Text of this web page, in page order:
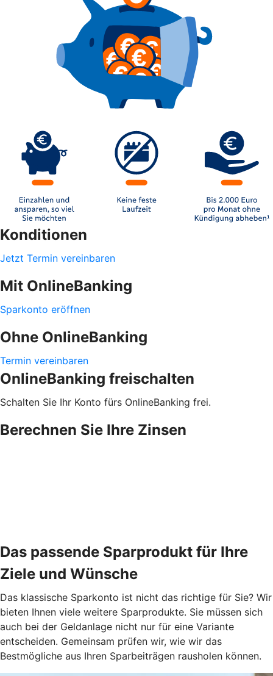
Konditionen
Jetzt Termin vereinbaren
Mit OnlineBanking
Sparkonto eröffnen
Ohne OnlineBanking
Termin vereinbaren
OnlineBanking freischalten
Schalten Sie Ihr Konto fürs OnlineBanking frei.
Berechnen Sie Ihre Zinsen
Das passende Sparprodukt für Ihre
Ziele und Wünsche
Das klassische Sparkonto ist nicht das richtige für Sie? Wir
bieten Ihnen viele weitere Sparprodukte. Sie müssen sich
auch bei der Geldanlage nicht nur für eine Variante
entscheiden. Gemeinsam prüfen wir, wie wir das
Bestmögliche aus Ihren Sparbeiträgen rausholen können.